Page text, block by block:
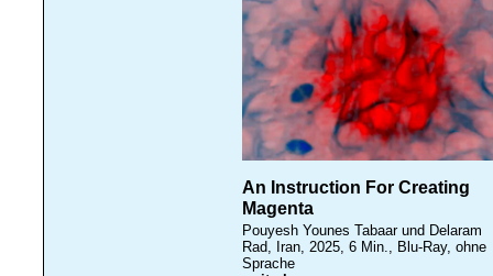
An Instruction For Creating
Magenta
Pouyesh Younes Tabaar und Delaram
Rad, Iran, 2025, 6 Min., Blu-Ray, ohne
Sprache